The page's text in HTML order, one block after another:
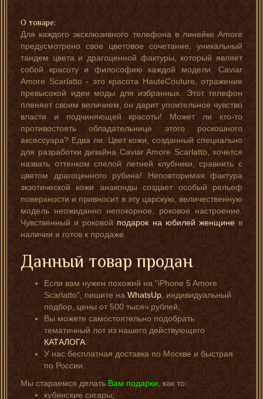
О товаре:
Для каждого эксклюзивного телефона в линейке Amore
предусмотрено свое цветовое сочетание, уникальный
тандем цвета и драгоценной фактуры, который являет
собой красоту и философию каждой модели. Caviar
Amore Scarlatto - это красота HauteCouture, отражение
превысокой идеи моды для избранных. Этот телефон
пленяет своим величием, он дарит упоительное чувство
власти и подчиняющей красоты! Может ли кто-то
противостоять обладательнице этого роскошного
аксессуара? Едва ли. Цвет кожи, созданный специально
для разработки дизайна Caviar Amore Scarlatto, хочется
назвать оттенком спелой летней клубники, сравнить с
цветом драгоценного рубина! Неповторимая фактура
экзотической кожи анаконды создает особый рельеф
поверхности и привносит в эту царскую, величественную
модель неожиданно непокорное, роковое настроение.
Чувственный и роковой подарок на юбилей женщинев
наличии и готов к продаже.
Данный товар продан
Если вам нужен похожий на "iPhone 5 Amore
Scarlatto", пишите наWhatsUp, индивидуальный
подбор, цены от 500 тысяч рублей;
Вы можете самостоятельно подобрать
тематичный лот из нашего действующего
КАТАЛОГА.
У нас бесплатная доставка по Москве и быстрая
по России.
Мы стараемся делатьВам подарки, как то:
кубинские сигары;